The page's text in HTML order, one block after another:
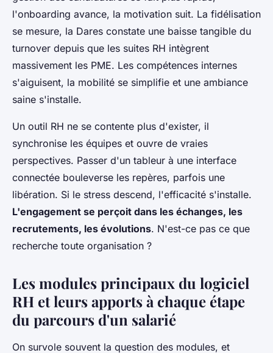
l'onboarding avance, la motivation suit. La fidélisation
se mesure, la Dares constate une baisse tangible du
turnover depuis que les suites RH intègrent
massivement les PME. Les compétences internes
s'aiguisent, la mobilité se simplifie et une ambiance
saine s'installe.
Un outil RH ne se contente plus d'exister, il
synchronise les équipes et ouvre de vraies
perspectives. Passer d'un tableur à une interface
connectée bouleverse les repères, parfois une
libération. Si le stress descend, l'efficacité s'installe.
L'engagement se perçoit dans les échanges, les
recrutements, les évolutions. N'est-ce pas ce que
recherche toute organisation ?
Les modules principaux du logiciel
RH et leurs apports à chaque étape
du parcours d'un salarié
On survole souvent la question des modules, et